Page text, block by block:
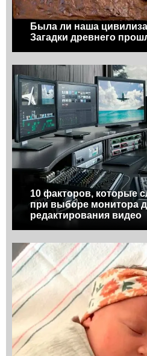
Была ли наша
Загадки древнего
10 факторов, которые
при выборе монитора
редактирования видео